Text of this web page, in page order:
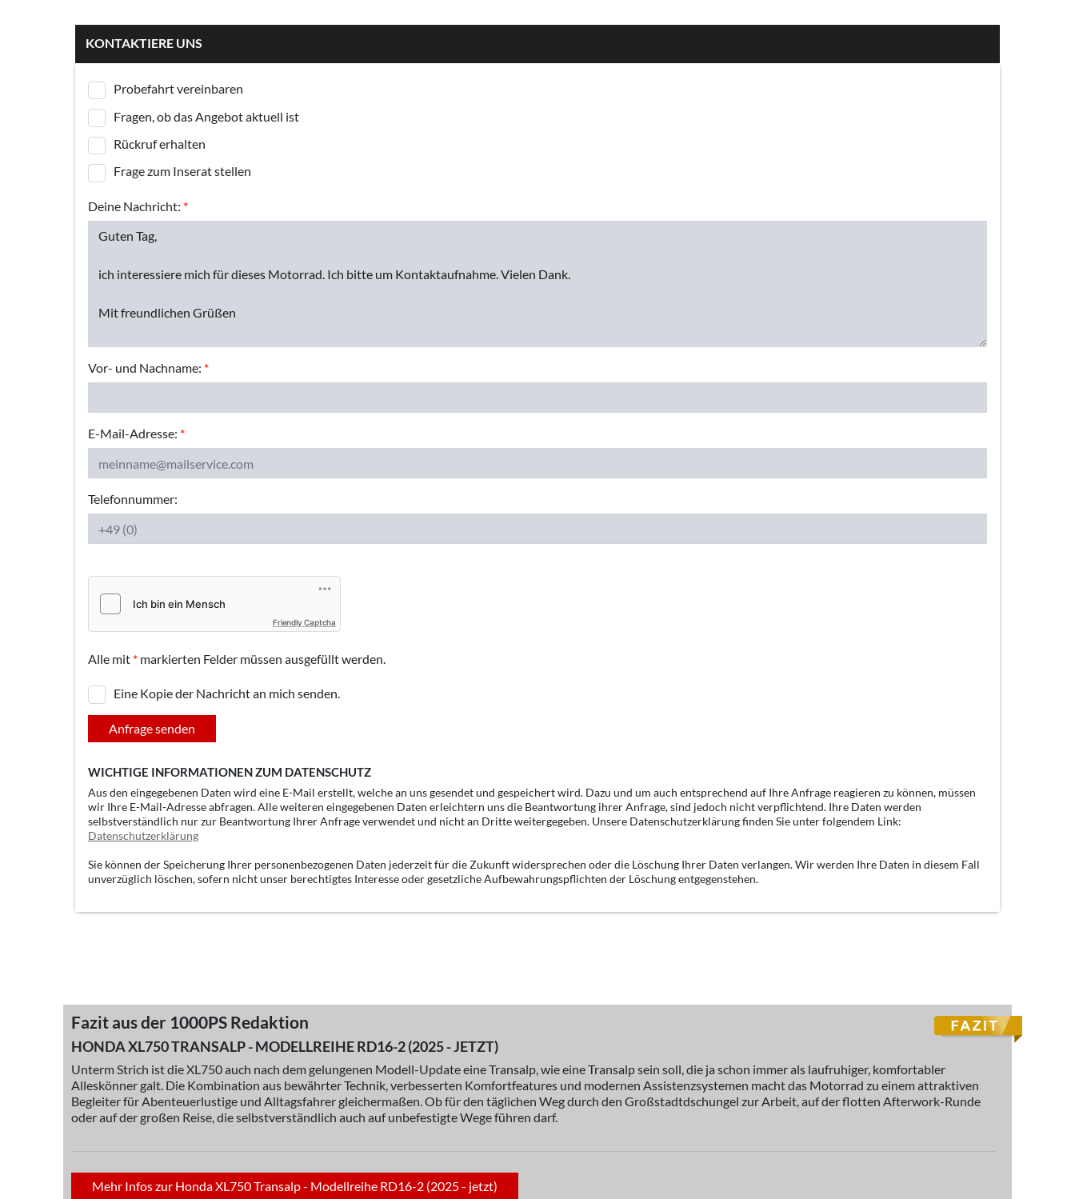
KONTAKTIERE UNS
Probefahrt vereinbaren
Fragen, ob das Angebot aktuell ist
Rückruf erhalten
Frage zum Inserat stellen
Deine Nachricht: *
Vor- und Nachname: *
E-Mail-Adresse: *
Telefonnummer:
Friendly Captcha
Alle mit * markierten Felder müssen ausgefüllt werden.
Eine Kopie der Nachricht an mich senden.
Anfrage senden
WICHTIGE INFORMATIONEN ZUM DATENSCHUTZ
Aus den eingegebenen Daten wird eine E-Mail erstellt, welche an uns gesendet und gespeichert wird. Dazu und um auch entsprechend auf Ihre Anfrage reagieren zu können, müssen
wir Ihre E-Mail-Adresse abfragen. Alle weiteren eingegebenen Daten erleichtern uns die Beantwortung ihrer Anfrage, sind jedoch nicht verpflichtend. Ihre Daten werden
selbstverständlich nur zur Beantwortung Ihrer Anfrage verwendet und nicht an Dritte weitergegeben. Unsere Datenschutzerklärung finden Sie unter folgendem Link:
Datenschutzerklärung
Sie können der Speicherung Ihrer personenbezogenen Daten jederzeit für die Zukunft widersprechen oder die Löschung Ihrer Daten verlangen. Wir werden Ihre Daten in diesem Fall
unverzüglich löschen, sofern nicht unser berechtigtes Interesse oder gesetzliche Aufbewahrungspflichten der Löschung entgegenstehen.
Fazit aus der 1000PS Redaktion
HONDA XL750 TRANSALP - MODELLREIHE RD16-2 (2025 - JETZT)
Unterm Strich ist die XL750 auch nach dem gelungenen Modell-Update eine Transalp, wie eine Transalp sein soll, die ja schon immer als laufruhiger, komfortabler
Alleskönner galt. Die Kombination aus bewährter Technik, verbesserten Komfortfeatures und modernen Assistenzsystemen macht das Motorrad zu einem attraktiven
Begleiter für Abenteuerlustige und Alltagsfahrer gleichermaßen. Ob für den täglichen Weg durch den Großstadtdschungel zur Arbeit, auf der flotten Afterwork-Runde
oder auf der großen Reise, die selbstverständlich auch auf unbefestigte Wege führen darf.
Mehr Infos zur Honda XL750 Transalp - Modellreihe RD16-2 (2025 - jetzt)